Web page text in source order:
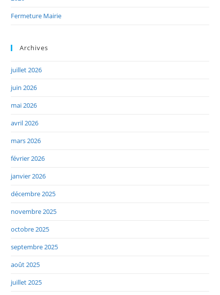
Fermeture Mairie
Archives
juillet 2026
juin 2026
mai 2026
avril 2026
mars 2026
février 2026
janvier 2026
décembre 2025
novembre 2025
octobre 2025
septembre 2025
août 2025
juillet 2025